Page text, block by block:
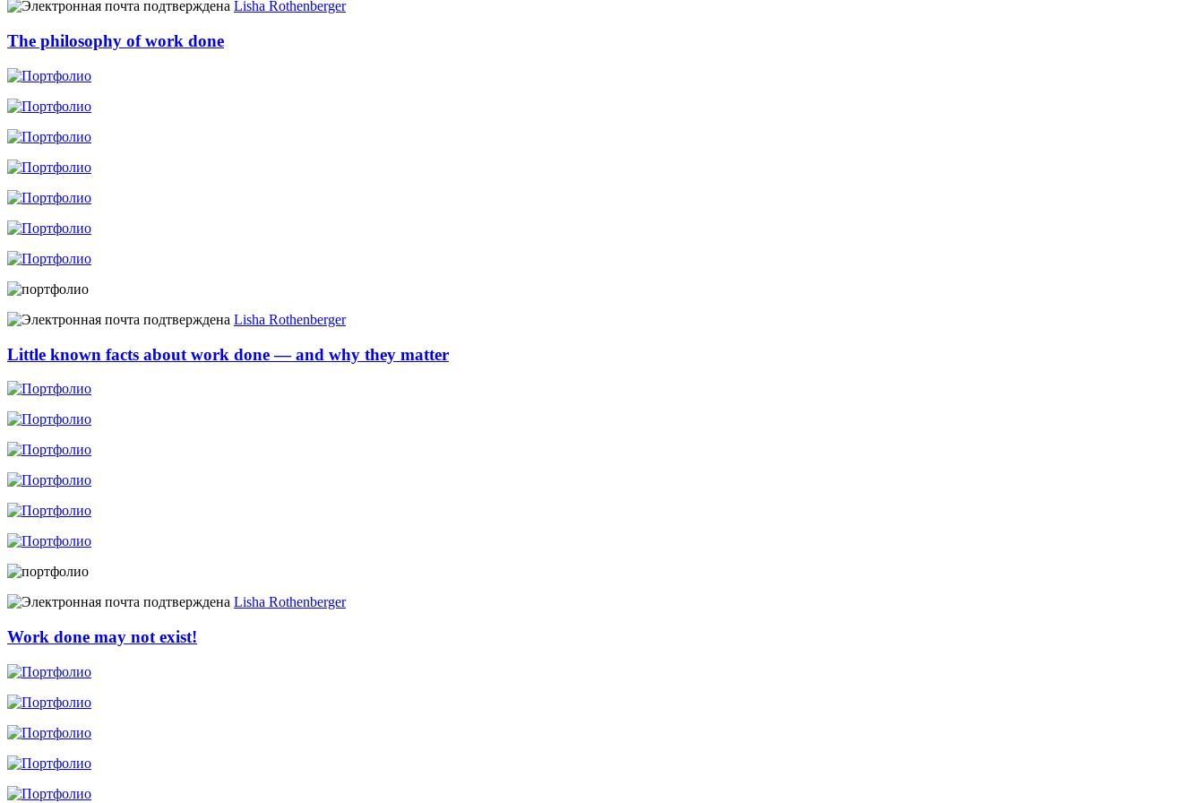
Lisha Rothenberger
The philosophy of work done
Lisha Rothenberger
Little known facts about work done — and why they matter
Lisha Rothenberger
Work done may not exist!